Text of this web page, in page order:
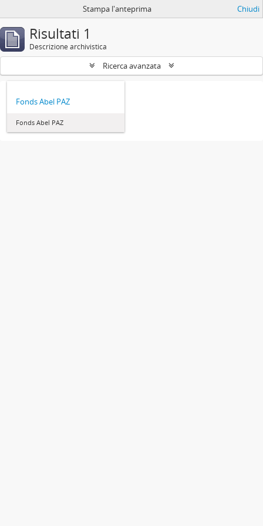
Stampa l'anteprima Chiudi
Risultati 1
Descrizione archivistica
Ricerca avanzata
Fonds Abel PAZ
Fonds Abel PAZ